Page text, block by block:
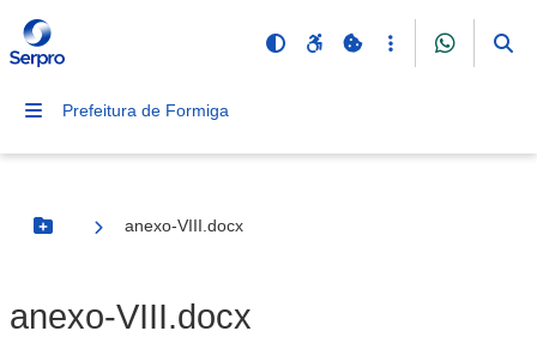
Prefeitura de Formiga
Botão Menu
anexo-VIII.docx
anexo-VIII.docx